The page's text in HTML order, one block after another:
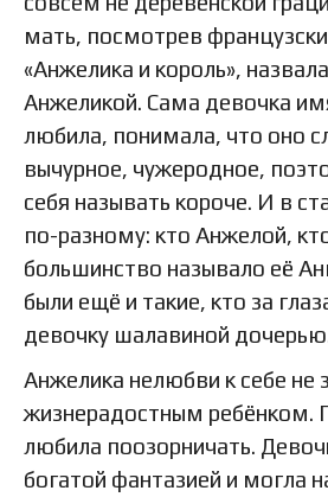
мать, посмотрев
«Анжелика и король»,
Анжеликой. Сама девочка
любила, понимала, что оно
вычурное, чужеродное,
себя называть короче. И в
по-разному: кто Анжелой,
большинство называло её
были ещё и такие, кто за
девочку шалавиной
Анжелика нелюбви к себе не
жизнерадостным ребёнком.
любила поозорничать.
богатой фантазией и могла